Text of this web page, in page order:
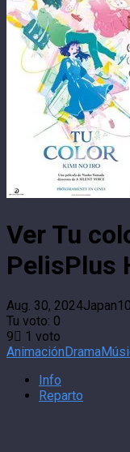
Ver Tu
PelisPlus
Aug. 30, 2024Japan
Tu voto: 0
9
1 voto
AnimaciónDrama
Info
Reparto